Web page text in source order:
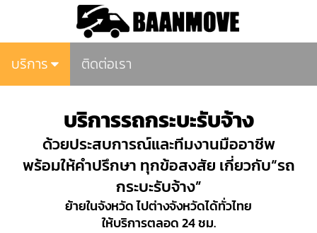
บริการ ติดต่อเรา
บริการรถกระบะรับจ้าง
ด้วยประสบการณ์และทีมงานมืออาชีพ
พร้อมให้คำปรึกษา ทุกข้อสงสัย เกี่ยวกับ“รถ
กระบะรับจ้าง”
ย้ายในจังหวัด ไปต่างจังหวัดได้ทั่วไทย
ให้บริการตลอด 24 ชม.